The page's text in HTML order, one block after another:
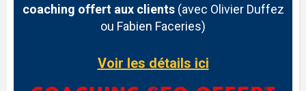
coaching offert aux clients(avec Olivier Duffez
ou Fabien Faceries)
Voir les détails ici